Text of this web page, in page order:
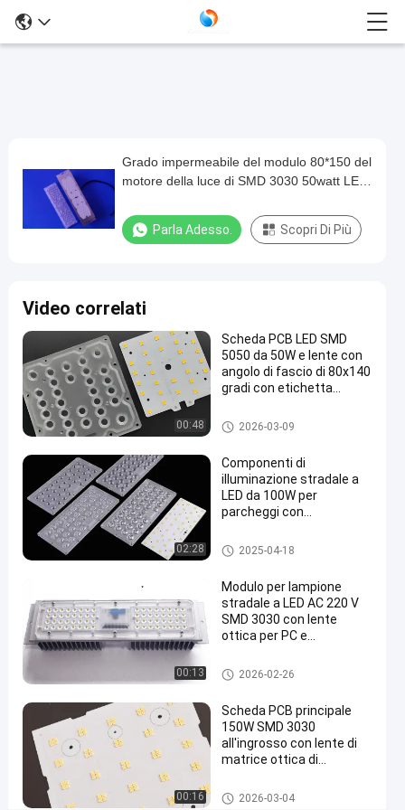
Grado
impermeabile
motore
della
luce
di
SMD
50watt
LED
con
Modulo
dell'iluminazione
pubblica del LED
2025-
09-11
13294
opinioni
Parla
adesso.
l'iluminazione
pubblica ha
condotto la
modifica
#
sostituzioni
Grado impermeabile del modulo 80*150 del
motore della luce di SMD 3030 50watt LED
Parla Adesso. Scopri Di Più
Video correlati
00:48
Scheda PCB LED SMD
5050 da 50W e lente con
angolo di fascio di 80x140
gradi con etichetta
Modulo dell'iluminazione pubb
lica del LED
2026-03-09
02:28
Componenti di
illuminazione stradale a
LED da 100W per
parcheggi con
3000K-6000K
Componenti dell'iluminazione
pubblica del LED
2025-04-18
00:13
Modulo per lampione
stradale a LED AC 220 V
SMD 3030 con lente
ottica per PC e
Componenti dell'iluminazione
pubblica del LED
2026-02-26
00:16
Scheda PCB principale
150W SMD 3030
all'ingrosso con lente di
matrice ottica di
Modulo dell'iluminazione pubb
lica del LED
2026-03-04